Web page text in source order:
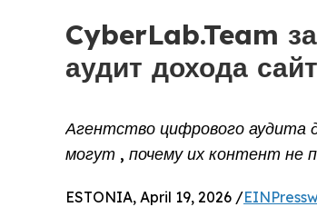
CyberLab.Team
аудит дохода
Агентство цифрового аудита
могут , почему их контент не
ESTONIA, April 19, 2026 /